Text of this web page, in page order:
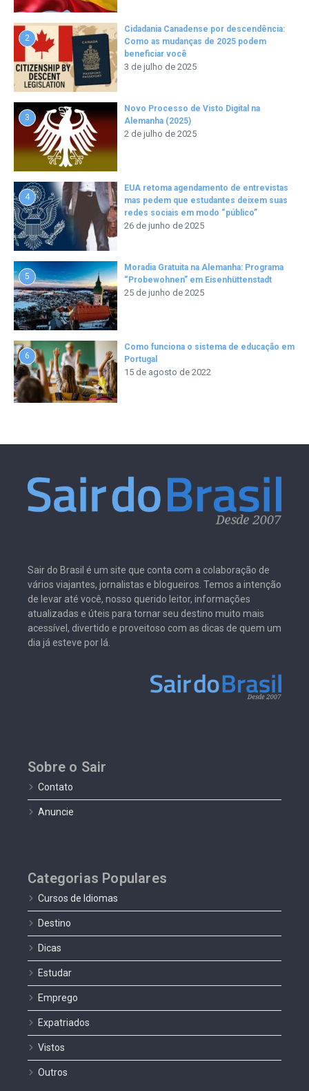
2
Cidadania Canadense por descendência:
Como as mudanças de 2025 podem
beneficiar você
3 de julho de 2025
3
Novo Processo de Visto Digital na
Alemanha (2025)
2 de julho de 2025
4
EUA retoma agendamento de entrevistas
mas pedem que estudantes deixem suas
redes sociais em modo “público”
26 de junho de 2025
5
Moradia Gratuita na Alemanha: Programa
“Probewohnen” em Eisenhüttenstadt
25 de junho de 2025
6
Como funciona o sistema de educação em
Portugal
15 de agosto de 2022
Sair do Brasil é um site que conta com a colaboração de
vários viajantes, jornalistas e blogueiros. Temos a intenção
de levar até você, nosso querido leitor, informações
atualizadas e úteis para tornar seu destino muito mais
acessível, divertido e proveitoso com as dicas de quem um
dia já esteve por lá.
Sobre o Sair
Contato
Anuncie
Categorias Populares
Cursos de Idiomas
Destino
Dicas
Estudar
Emprego
Expatriados
Vistos
Outros